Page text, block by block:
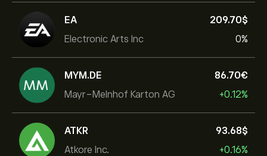
EA
Electronic Arts Inc
209.70‎$‎
0%
MYM.DE
Mayr-Melnhof Karton AG
86.70‎€‎
+0.12%
ATKR
Atkore Inc.
93.68‎$‎
+0.16%